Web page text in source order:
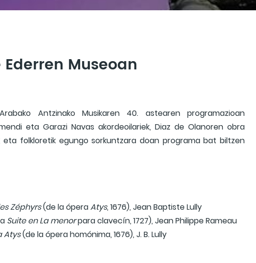
Museoan
Antzinako Musikaren 40. astearen programazioan
eta Garazi Navas akordeoilariek, Diaz de Olanoren obra
eta folkloretik egungo sorkuntzara doan programa bat biltzen
Zéphyrs(de la óperaAtys, 1676), Jean Baptiste Lully
Suite en La menorpara clavecín, 1727), Jean Philippe Rameau
Atys(de la ópera homónima, 1676), J. B. Lully